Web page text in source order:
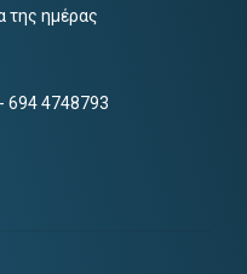
της ημέρας
694 4748793